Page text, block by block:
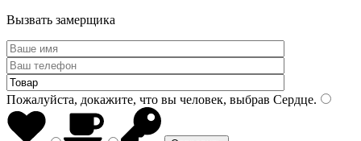
Вызвать замерщика
Пожалуйста, докажите, что вы человек, выбрав Сердце.